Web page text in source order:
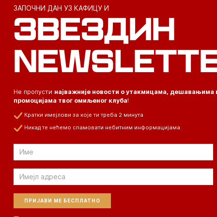
ЗАПОЧНИ ДАН УЗ КАФИЦУ И
ЗВЕЗДИН
Не пропусти најважније новости о утакмицама, дешавањима
промоцијама твог омиљеног клуба!
Кратки имејлови за које ти треба 2 минута
Никад те нећемо спамовати небитним информацијама
Email
Email